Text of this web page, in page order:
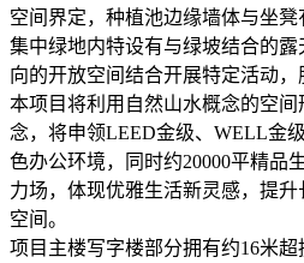
空间界定，种植池边缘墙体与坐
集中绿地内特设有与绿坡结合的
向的开放空间结合开展特定活动，
本项目将利用自然山水概念的空
念，将申领LEED金级、WELL金
色办公环境，同时约20000平精品
力场，体现优雅生活新灵感，提
空间。
项目主楼写字楼部分拥有约16米